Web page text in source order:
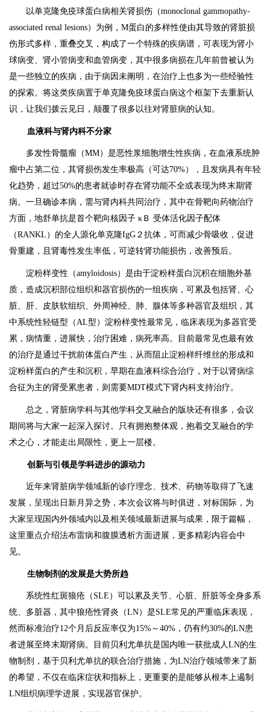
以单克隆免疫球蛋白病相关肾损伤（monoclonal gammopathy-
associated renal lesions）为例，M蛋白的多样性使由其导致的肾脏损
伤形式多样，重叠交叉，构成了一个特殊的疾病谱，可表现为肾小
球病变、肾小管病变和血管病变，其中很多病损在几年前曾被认为
是一些独立的疾病，由于病因未阐明，在治疗上也多为一些经验性
的探索。将这类疾病置于单克隆免疫球蛋白病这个框架下去重新认
识，让我们拨云见日，颠覆了很多以往对肾脏病的认知。
血液科与肾内科不分家
多发性骨髓瘤（MM）是恶性浆细胞增生性疾病，在血液系统肿
瘤中占第二位，其肾损伤发生率极高（可达70%），且发病具有年轻
化趋势，超过50%的患者就诊时存在肾功能不全或表现为终末期肾
病。一旦确诊本病，需与肾内科共同治疗，其中在骨靶向药物治疗
方面，地舒单抗是首个靶向核因子 κＢ 受体活化因子配体
（RANKL）的全人源化单克隆IgG２抗体，可而减少骨吸收，促进
骨重建，且肾毒性发生率低，可逆转肾功能损伤，改善预后。
淀粉样变性（amyloidosis）是由于淀粉样蛋白沉积在细胞外基
质，造成沉积部位组织和器官损伤的一组疾病，可累及包括肾、心
脏、肝、皮肤软组织、外周神经、肺、腺体等多种器官及组织，其
中系统性轻链型（AL型）淀粉样变性最常见，临床表现为多器官受
累，病情重，进展快，治疗困难，病死率高。目前最常见也最有效
的治疗是通过干扰前体蛋白产生，从而阻止淀粉样纤维丝的形成和
淀粉样蛋白的产生和沉积，早期在血液科综合治疗，对于以肾病综
合征为主的肾受累患者，则需要MDT模式下肾内科支持治疗。
总之，肾脏病学科与其他学科交叉融合的版块还有很多，会议
期间将与大家一起深入探讨。只有拥抱整体观，抱着交叉融合的学
术之心，才能走出局限性，更上一层楼。
创新与引领是学科进步的源动力
近年来肾脏病学领域新的诊疗理念、技术、药物等取得了飞速
发展，呈现出日新月异之势，本次会议将与时俱进，对标国际，为
大家呈现国内外领域内以及相关领域最新进展与成果，限于篇幅，
这里重点介绍法布雷病和腹膜透析方面进展，更多精彩内容会中
见。
生物制剂的发展是大势所趋
系统性红斑狼疮（SLE）可以累及关节、心脏、肝脏等全身多系
统、多脏器，其中狼疮性肾炎（LN）是SLE常见的严重临床表现，
然而标准治疗12个月后反应率仅为15%～40%，仍有约30%的LN患
者进展至终末期肾病。目前贝利尤单抗是国内唯一获批成人LN的生
物制剂，基于贝利尤单抗的联合治疗措施，为LN治疗领域带来了新
的希望，不仅在临床症状和指标上，更重要的是能够从根本上遏制
LN组织病理学进展，实现器官保护。